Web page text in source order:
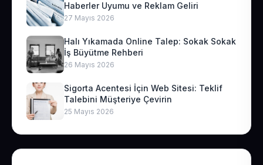
Haberler Uyumu ve Reklam Geliri
27 Mayıs 2026
Halı Yıkamada Online Talep: Sokak Sokak
İş Büyütme Rehberi
26 Mayıs 2026
Sigorta Acentesi İçin Web Sitesi: Teklif
Talebini Müşteriye Çevirin
25 Mayıs 2026